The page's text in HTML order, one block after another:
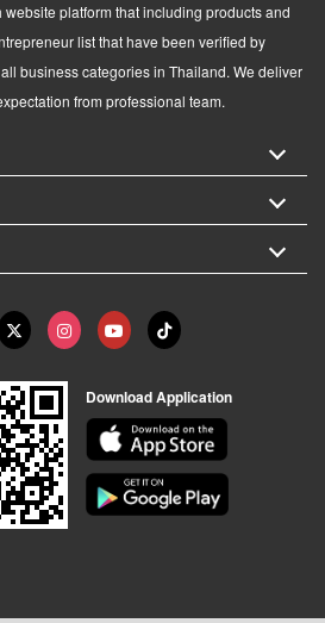
platform that including products and
list that have been verified by
business categories in Thailand. We deliver
from professional team.
Download Application